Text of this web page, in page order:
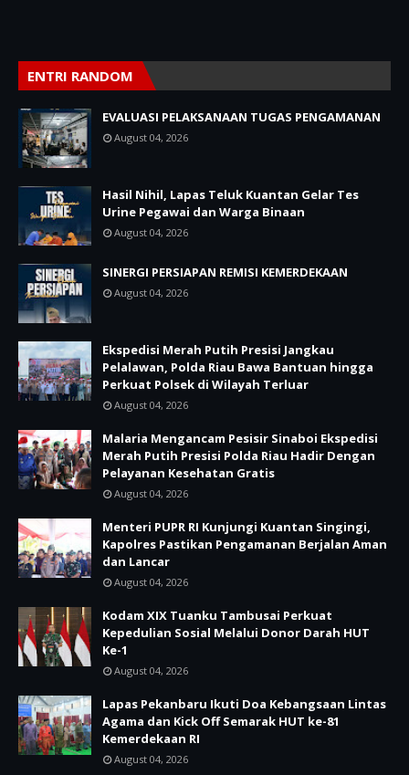
ENTRI RANDOM
EVALUASI PELAKSANAAN TUGAS PENGAMANAN
August 04, 2026
Hasil Nihil, Lapas Teluk Kuantan Gelar Tes
Urine Pegawai dan Warga Binaan
August 04, 2026
SINERGI PERSIAPAN REMISI KEMERDEKAAN
August 04, 2026
Ekspedisi Merah Putih Presisi Jangkau
Pelalawan, Polda Riau Bawa Bantuan hingga
Perkuat Polsek di Wilayah Terluar
August 04, 2026
Malaria Mengancam Pesisir Sinaboi Ekspedisi
Merah Putih Presisi Polda Riau Hadir Dengan
Pelayanan Kesehatan Gratis
August 04, 2026
Menteri PUPR RI Kunjungi Kuantan Singingi,
Kapolres Pastikan Pengamanan Berjalan Aman
dan Lancar
August 04, 2026
Kodam XIX Tuanku Tambusai Perkuat
Kepedulian Sosial Melalui Donor Darah HUT
Ke-1
August 04, 2026
Lapas Pekanbaru Ikuti Doa Kebangsaan Lintas
Agama dan Kick Off Semarak HUT ke-81
Kemerdekaan RI
August 04, 2026